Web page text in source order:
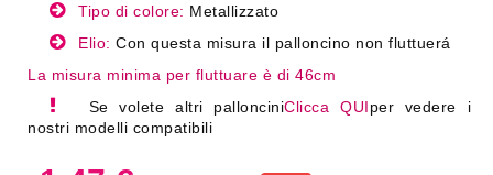
Tipo di colore: Metallizzato
Elio: Con questa misura il palloncino non fluttuerá
La misura minima per fluttuare è di 46cm
Se volete altri pallonciniClicca QUIper vedere i
nostri modelli compatibili